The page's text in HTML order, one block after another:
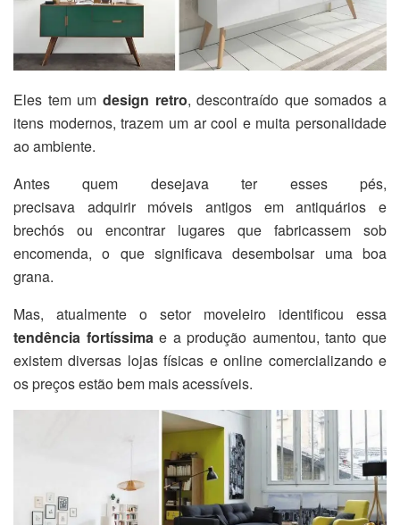
Eles tem um design retro, descontraído que somados a
itens modernos, trazem um ar cool e muita personalidade
ao ambiente.
Antes quem desejava ter esses pés,
precisava adquirir móveis antigos em antiquários e
brechós ou encontrar lugares que fabricassem sob
encomenda, o que significava desembolsar uma boa
grana.
Mas, atualmente o setor moveleiro identificou essa
tendência fortíssimae a produção aumentou, tanto que
existem diversas lojas físicas e online comercializando e
os preços estão bem mais acessíveis.